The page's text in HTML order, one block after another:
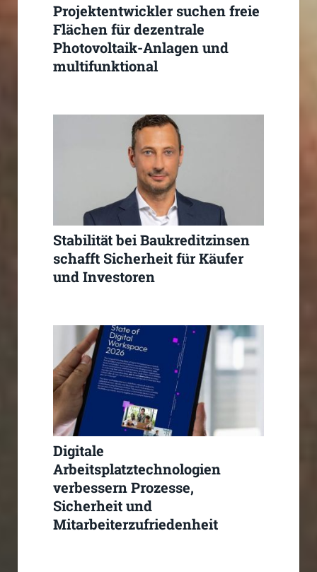
Projektentwickler suchen freie
Flächen für dezentrale
Photovoltaik-Anlagen und
multifunktional
Stabilität bei Baukreditzinsen
schafft Sicherheit für Käufer
und Investoren
Digitale
Arbeitsplatztechnologien
verbessern Prozesse,
Sicherheit und
Mitarbeiterzufriedenheit